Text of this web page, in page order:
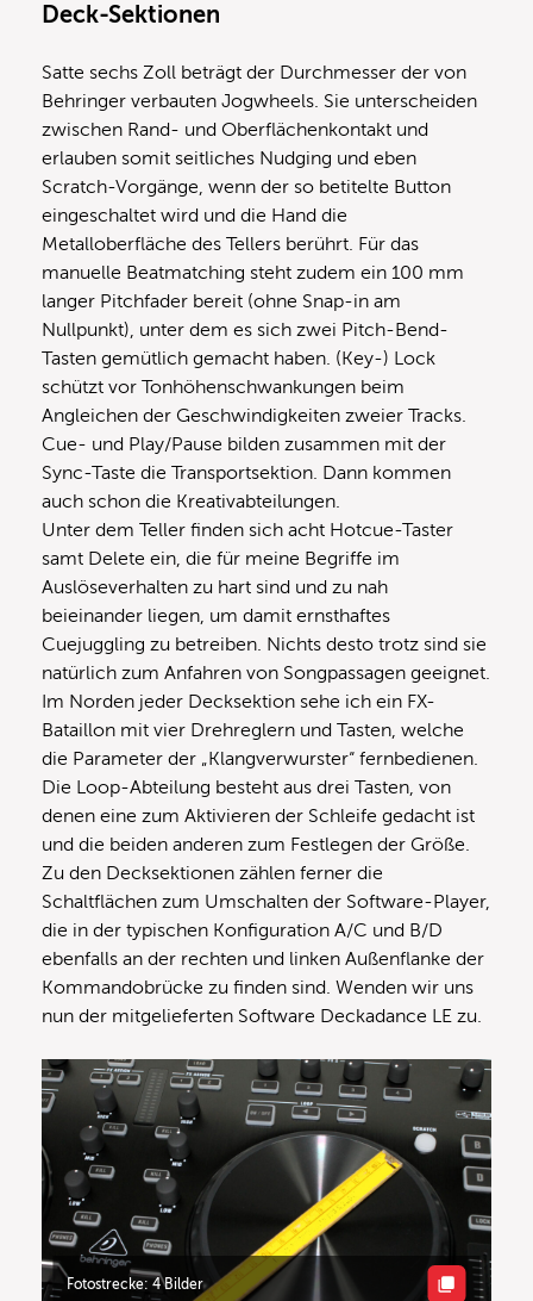
Deck-Sektionen
Satte sechs Zoll beträgt der Durchmesser der von
Behringer verbauten Jogwheels. Sie unterscheiden
zwischen Rand- und Oberflächenkontakt und
erlauben somit seitliches Nudging und eben
Scratch-Vorgänge, wenn der so betitelte Button
eingeschaltet wird und die Hand die
Metalloberfläche des Tellers berührt. Für das
manuelle Beatmatching steht zudem ein 100 mm
langer Pitchfader bereit (ohne Snap-in am
Nullpunkt), unter dem es sich zwei Pitch-Bend-
Tasten gemütlich gemacht haben. (Key-) Lock
schützt vor Tonhöhenschwankungen beim
Angleichen der Geschwindigkeiten zweier Tracks.
Cue- und Play/Pause bilden zusammen mit der
Sync-Taste die Transportsektion. Dann kommen
auch schon die Kreativabteilungen.
Unter dem Teller finden sich acht Hotcue-Taster
samt Delete ein, die für meine Begriffe im
Auslöseverhalten zu hart sind und zu nah
beieinander liegen, um damit ernsthaftes
Cuejuggling zu betreiben. Nichts desto trotz sind sie
natürlich zum Anfahren von Songpassagen geeignet.
Im Norden jeder Decksektion sehe ich ein FX-
Bataillon mit vier Drehreglern und Tasten, welche
die Parameter der „Klangverwurster“ fernbedienen.
Die Loop-Abteilung besteht aus drei Tasten, von
denen eine zum Aktivieren der Schleife gedacht ist
und die beiden anderen zum Festlegen der Größe.
Zu den Decksektionen zählen ferner die
Schaltflächen zum Umschalten der Software-Player,
die in der typischen Konfiguration A/C und B/D
ebenfalls an der rechten und linken Außenflanke der
Kommandobrücke zu finden sind. Wenden wir uns
nun der mitgelieferten Software Deckadance LE zu.
Fotostrecke: 4 Bilder